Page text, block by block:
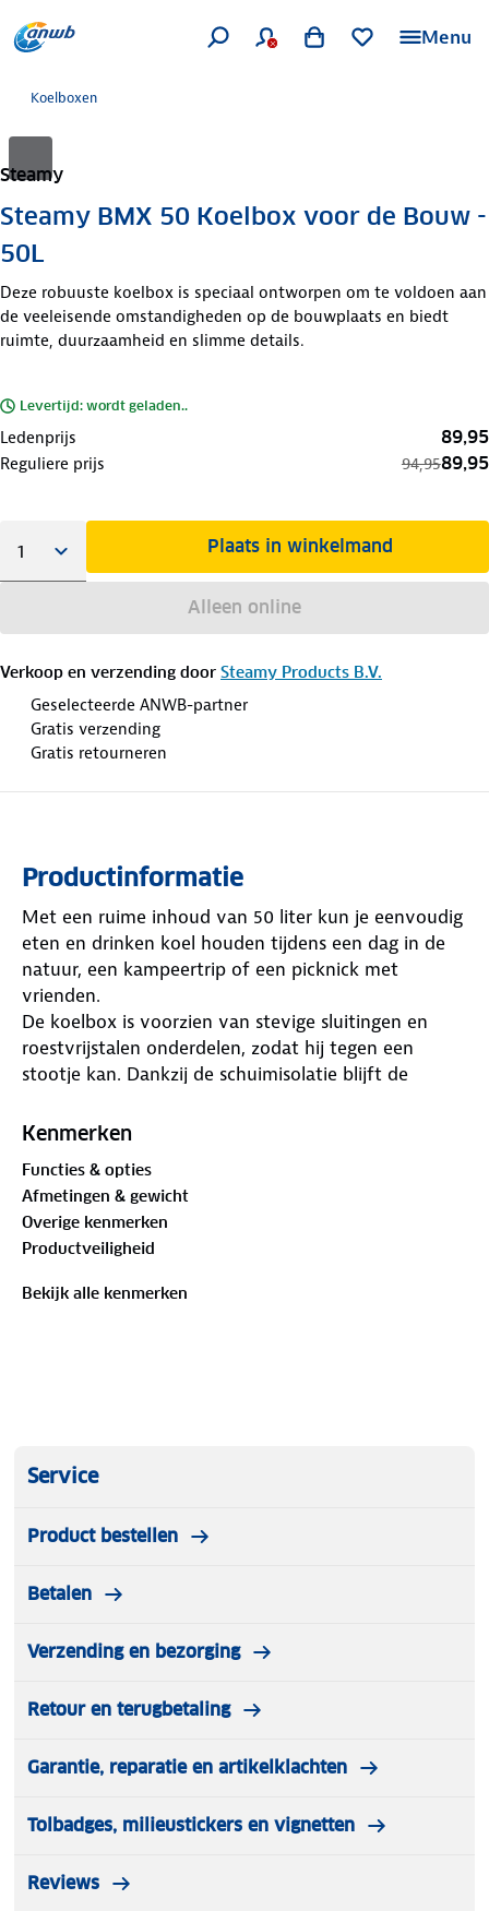
Menu
Koelboxen
Steamy
Steamy BMX 50 Koelbox voor de Bouw -
50L
Deze robuuste koelbox is speciaal ontworpen om te voldoen aan
de veeleisende omstandigheden op de bouwplaats en biedt
ruimte, duurzaamheid en slimme details.
Levertijd: wordt geladen..
Ledenprijs 89,95
Reguliere prijs 94,9589,95
Plaats in winkelmand
Alleen online
Verkoop en verzending door Steamy Products B.V.
Geselecteerde ANWB-partner
Gratis verzending
Gratis retourneren
Productinformatie
Met een ruime inhoud van 50 liter kun je eenvoudig
eten en drinken koel houden tijdens een dag in de
natuur, een kampeertrip of een picknick met
vrienden.
De koelbox is voorzien van stevige sluitingen en
roestvrijstalen onderdelen, zodat hij tegen een
stootje kan. Dankzij de schuimisolatie blijft de
Het opvallende groene ontwerp maakt hem
uitstraling.
Of je nu een weekend weggaat of gewoon een
lange dag buiten doorbrengt, de Steamy BMX 50 is
een praktische metgezel die zorgt dat je altijd iets
koels bij de hand hebt.
Kenmerken
Functies & opties
Afmetingen & gewicht
Overige kenmerken
Productveiligheid
Bekijk alle kenmerken
Service
Product bestellen
Betalen
Verzending en bezorging
Retour en terugbetaling
Garantie, reparatie en artikelklachten
Tolbadges, milieustickers en vignetten
Reviews